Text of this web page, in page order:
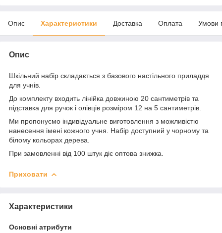
Опис Характеристики Доставка Оплата Умови
Опис
Шкільний набір складається з базового настільного приладдя
для учнів.
До комплекту входить лінійка довжиною 20 сантиметрів та
підставка для ручок і олівців розміром 12 на 5 сантиметрів.
Ми пропонуємо індивідуальне виготовлення з можливістю
нанесення імені кожного учня. Набір доступний у чорному та
білому кольорах дерева.
При замовленні від 100 штук діє оптова знижка.
Приховати
Характеристики
Основні атрибути